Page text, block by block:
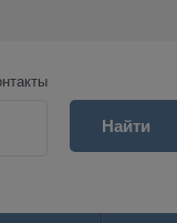
Найти